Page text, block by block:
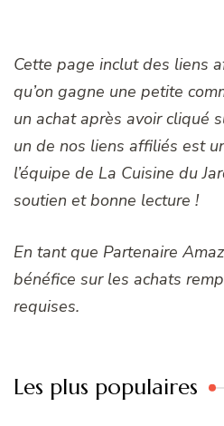
Cette page inclut des liens
qu’on gagne une petite
un achat après avoir cliqué
un de nos liens affiliés est
l’équipe de La Cuisine du
soutien et bonne lecture !
En tant que Partenaire
bénéfice sur les achats
requises.
Les plus populaires